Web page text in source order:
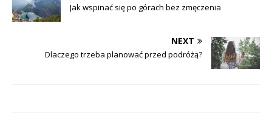
Jak wspinać się po górach bez zmęczenia
NEXT
Dlaczego trzeba planować przed podróżą?